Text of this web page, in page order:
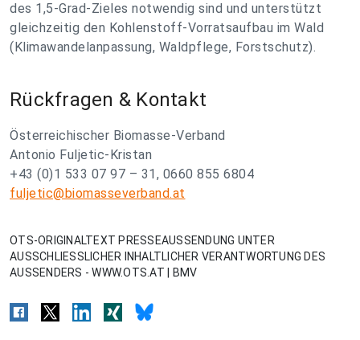
des 1,5-Grad-Zieles notwendig sind und unterstützt
gleichzeitig den Kohlenstoff-Vorratsaufbau im Wald
(Klimawandelanpassung, Waldpflege, Forstschutz).
Rückfragen & Kontakt
Österreichischer Biomasse-Verband
Antonio Fuljetic-Kristan
+43 (0)1 533 07 97 – 31, 0660 855 6804
fuljetic@biomasseverband.at
OTS-ORIGINALTEXT PRESSEAUSSENDUNG UNTER
AUSSCHLIESSLICHER INHALTLICHER VERANTWORTUNG DES
AUSSENDERS - WWW.OTS.AT | BMV